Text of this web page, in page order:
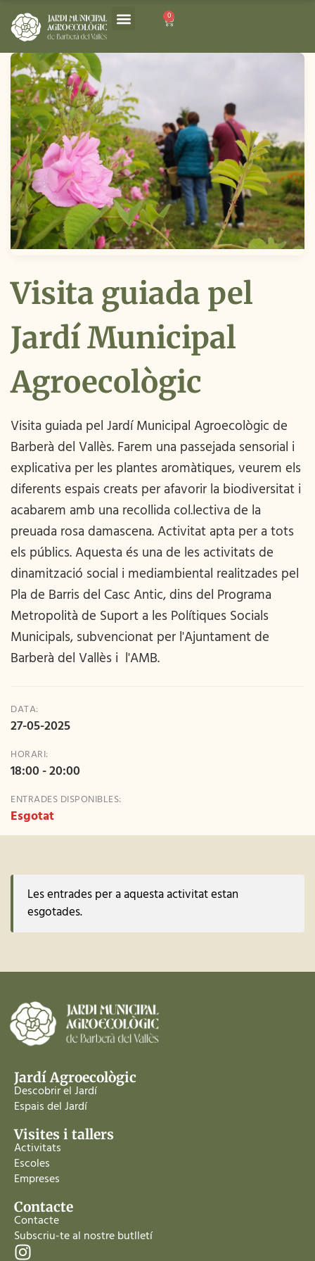
0
Visita guiada pel
Jardí Municipal
Agroecològic
Visita guiada pel Jardí Municipal Agroecològic de
Barberà del Vallès. Farem una passejada sensorial i
explicativa per les plantes aromàtiques, veurem els
diferents espais creats per afavorir la biodiversitat i
acabarem amb una recollida col.lectiva de la
preuada rosa damascena. Activitat apta per a tots
els públics. Aquesta és una de les activitats de
dinamització social i mediambiental realitzades pel
Pla de Barris del Casc Antic, dins del Programa
Metropolità de Suport a les Polítiques Socials
Municipals, subvencionat per l'Ajuntament de
Barberà del Vallès i l'AMB.
DATA:
27-05-2025
HORARI:
18:00 - 20:00
ENTRADES DISPONIBLES:
Esgotat
Les entrades per a aquesta activitat estan
esgotades.
Jardí Agroecològic
Descobrir el Jardí
Espais del Jardí
Visites i tallers
Activitats
Escoles
Empreses
Contacte
Contacte
Subscriu-te al nostre butlletí